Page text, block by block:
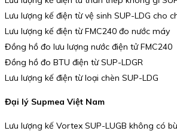
Lưu lượng kế điện từ vệ sinh SUP-LDG cho
Lưu lượng kế điện từ FMC240 đo nước máy
Đồng hồ đo lưu lượng nước điện tử FMC240
Đồng hồ đo BTU điện từ SUP-LDGR
Lưu lượng kế điện từ loại chèn SUP-LDG
Đại lý Supmea Việt Nam
Lưu lượng kế Vortex SUP-LUGB không có